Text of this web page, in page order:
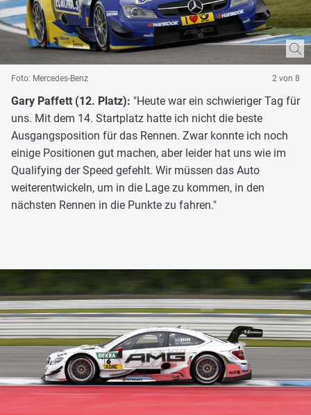
Foto: Mercedes-Benz 2 von 8
Gary Paffett (12. Platz): "Heute war ein schwieriger Tag für
uns. Mit dem 14. Startplatz hatte ich nicht die beste
Ausgangsposition für das Rennen. Zwar konnte ich noch
einige Positionen gut machen, aber leider hat uns wie im
Qualifying der Speed gefehlt. Wir müssen das Auto
weiterentwickeln, um in die Lage zu kommen, in den
nächsten Rennen in die Punkte zu fahren."